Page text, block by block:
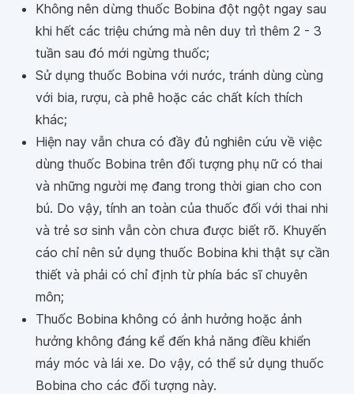
Không nên dừng thuốc Bobina đột ngột ngay sau
khi hết các triệu chứng mà nên duy trì thêm 2 - 3
tuần sau đó mới ngừng thuốc;
Sử dụng thuốc Bobina với nước, tránh dùng cùng
với bia, rượu, cà phê hoặc các chất kích thích
khác;
Hiện nay vẫn chưa có đầy đủ nghiên cứu về việc
dùng thuốc Bobina trên đối tượng phụ nữ có thai
và những người mẹ đang trong thời gian cho con
bú. Do vậy, tính an toàn của thuốc đối với thai nhi
và trẻ sơ sinh vẫn còn chưa được biết rõ. Khuyến
cáo chỉ nên sử dụng thuốc Bobina khi thật sự cần
thiết và phải có chỉ định từ phía bác sĩ chuyên
môn;
Thuốc Bobina không có ảnh hưởng hoặc ảnh
hưởng không đáng kể đến khả năng điều khiển
máy móc và lái xe. Do vậy, có thể sử dụng thuốc
Bobina cho các đối tượng này.